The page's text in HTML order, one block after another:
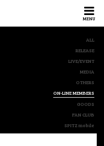
MENU
ALL
RELEASE
LIVE/EVENT
MEDIA
OTHERS
ON-LINE MEMBERS
GOODS
FAN CLUB
SPITZ mobile